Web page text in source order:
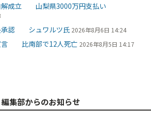
解成立 山梨県3000万円支払い
承認 シュワルツ氏 2026年8月6日 14:24
言 比南部で12人死亡 2026年8月5日 14:17
編集部からのお知らせ